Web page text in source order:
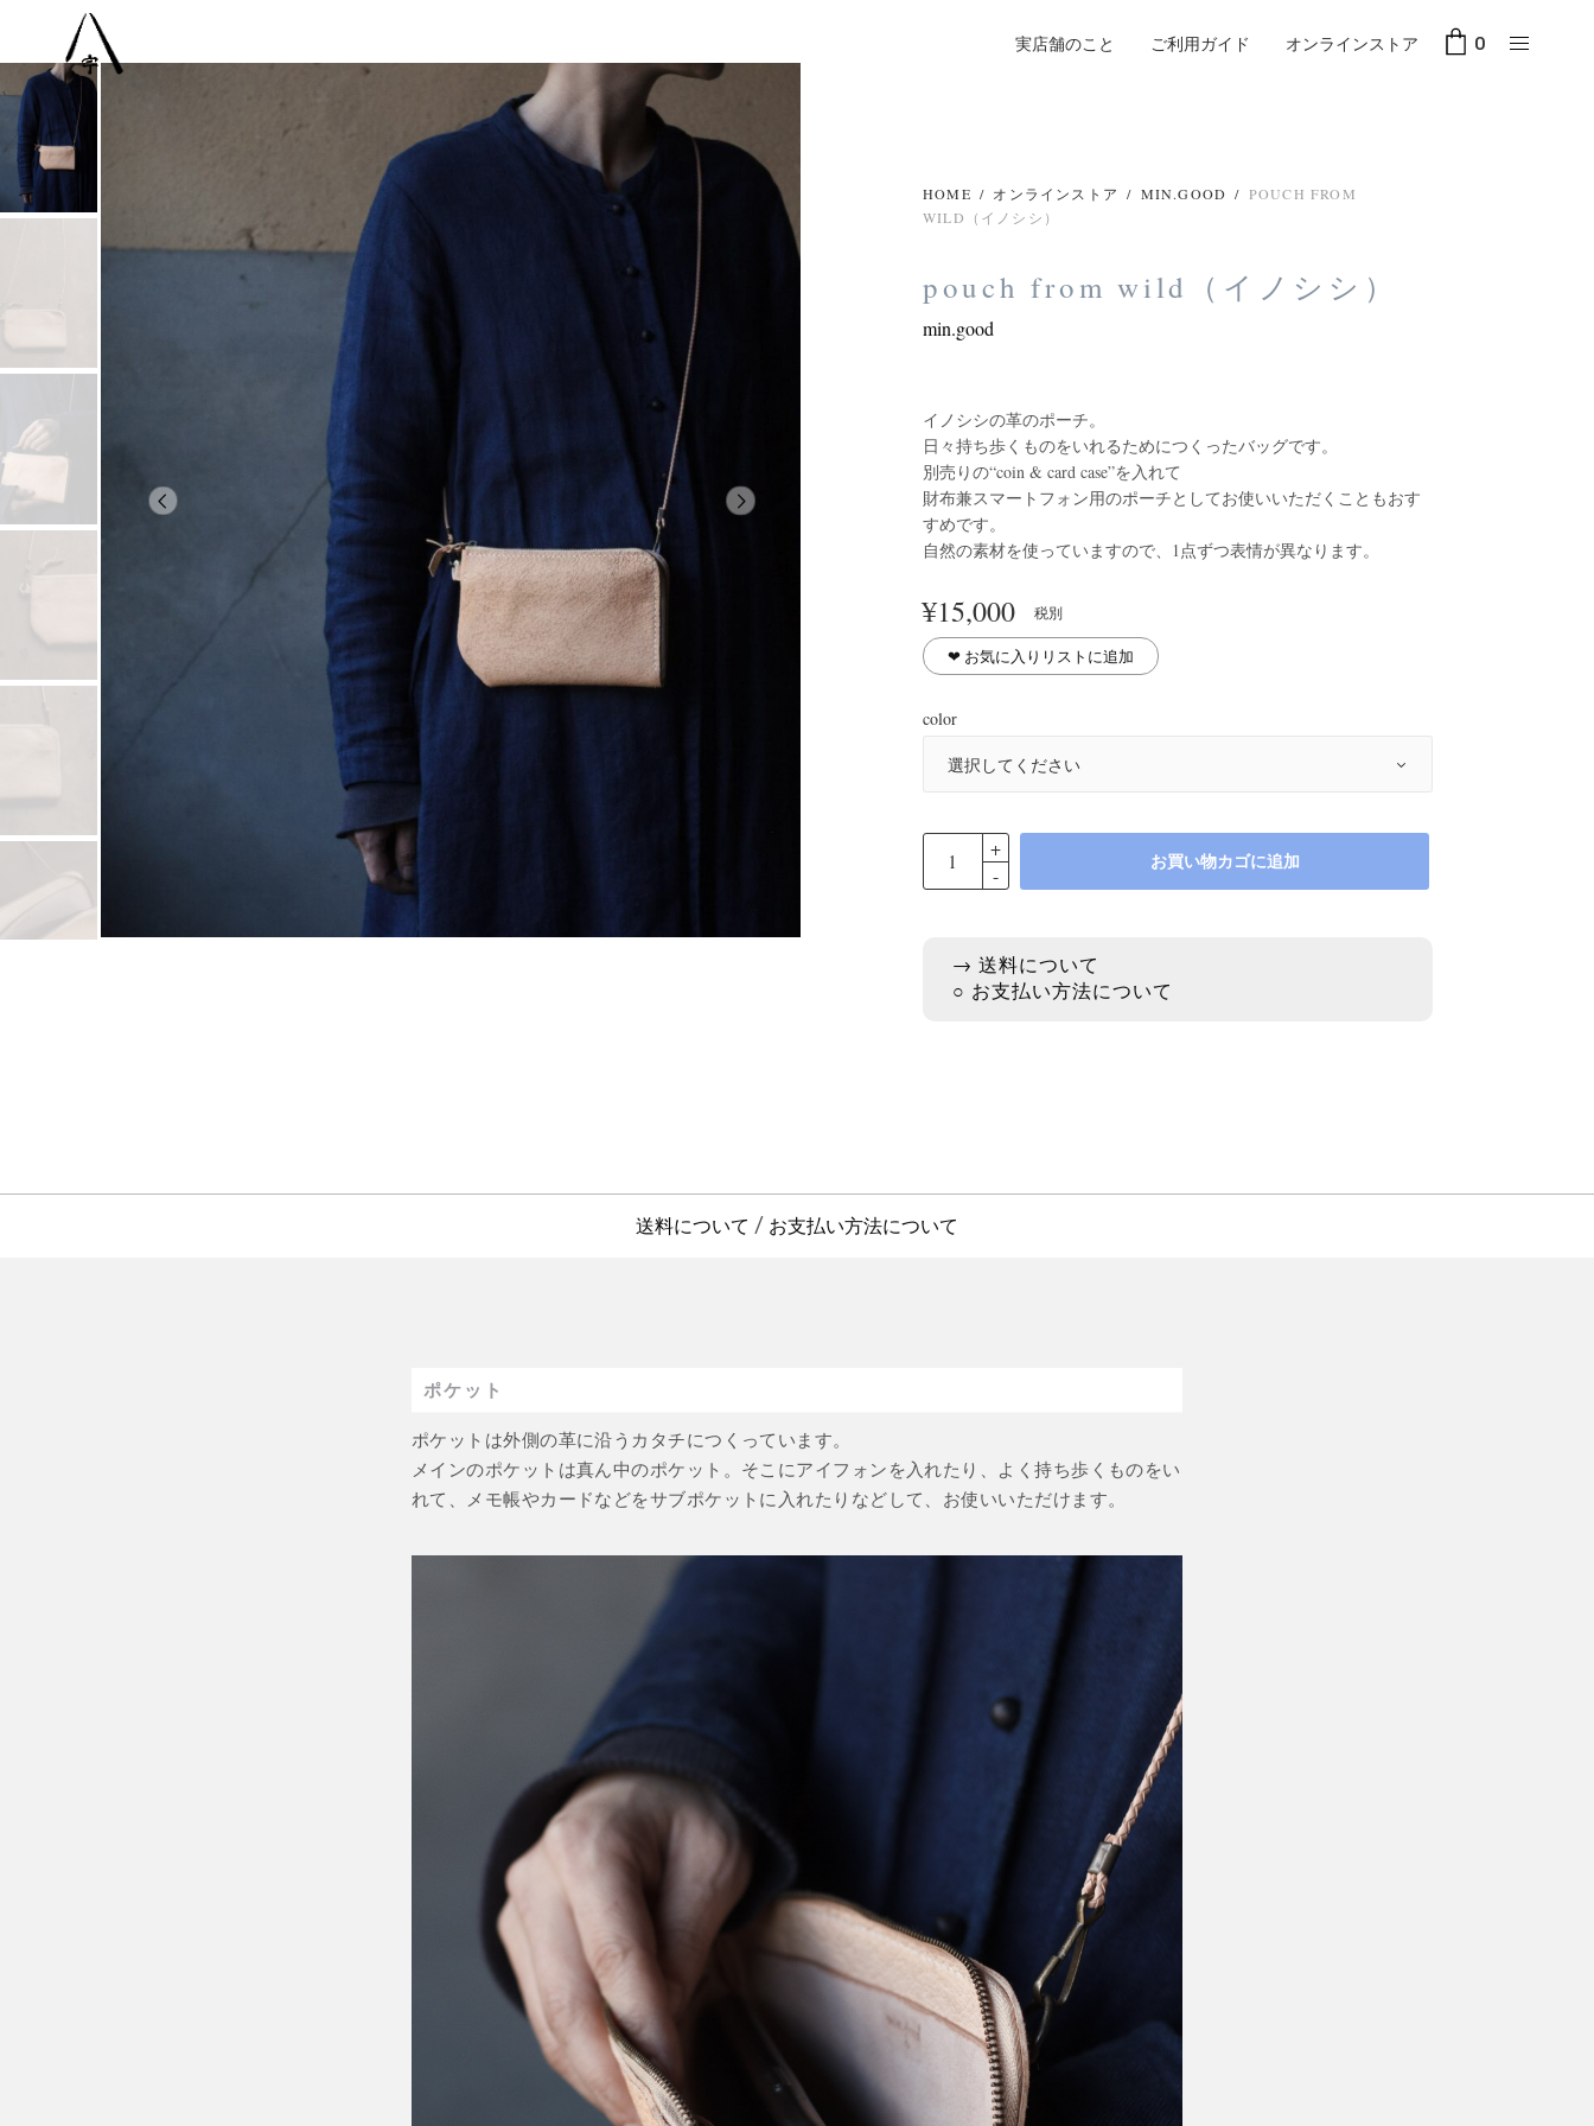
実店舗のこと ご利用ガイド オンラインストア 0
HOME / オンラインストア / MIN.GOOD / POUCH FROM
WILD（イノシシ）
pouch from wild（イノシシ）
min.good
イノシシの革のポーチ。
日々持ち歩くものをいれるためにつくったバッグです。
別売りの“coin & card case”を入れて
財布兼スマートフォン用のポーチとしてお使いいただくこともおす
すめです。
自然の素材を使っていますので、1点ずつ表情が異なります。
¥15,000 税別
❤︎ お気に入りリストに追加
color
お買い物カゴに追加
→ 送料について
○ お支払い方法について
送料について / お支払い方法について
ポケット
ポケットは外側の革に沿うカタチにつくっています。
メインのポケットは真ん中のポケット。そこにアイフォンを入れたり、よく持ち歩くものをい
れて、メモ帳やカードなどをサブポケットに入れたりなどして、お使いいただけます。